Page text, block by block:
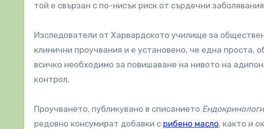
той е свързан с по-нисък риск от сърдечни
Изследователи от Харвардското училище за
клинични проучвания и е установено, че една
всичко необходимо за повишаване на нивото на
контрол.
Проучването, публикувано в списанието
редовно консумират добавки с рибено масло, както и